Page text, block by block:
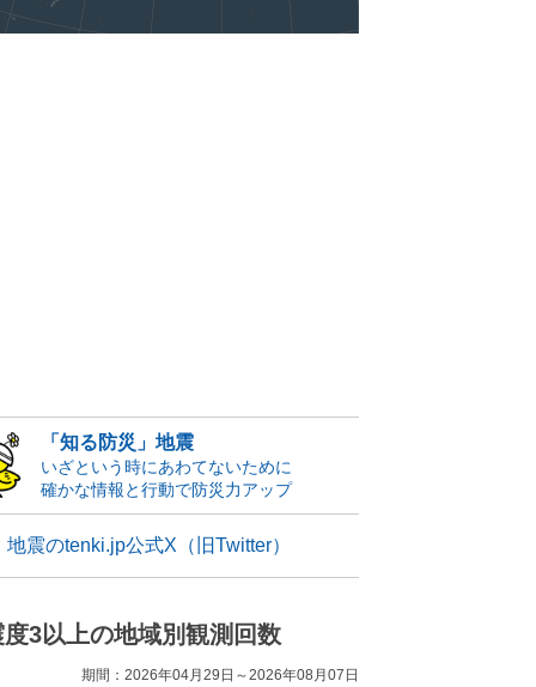
「知る防災」地震
いざという時にあわてないために
確かな情報と行動で防災力アップ
地震のtenki.jp公式X（旧Twitter）
度3以上の地域別観測回数
期間：2026年04月29日～2026年08月07日